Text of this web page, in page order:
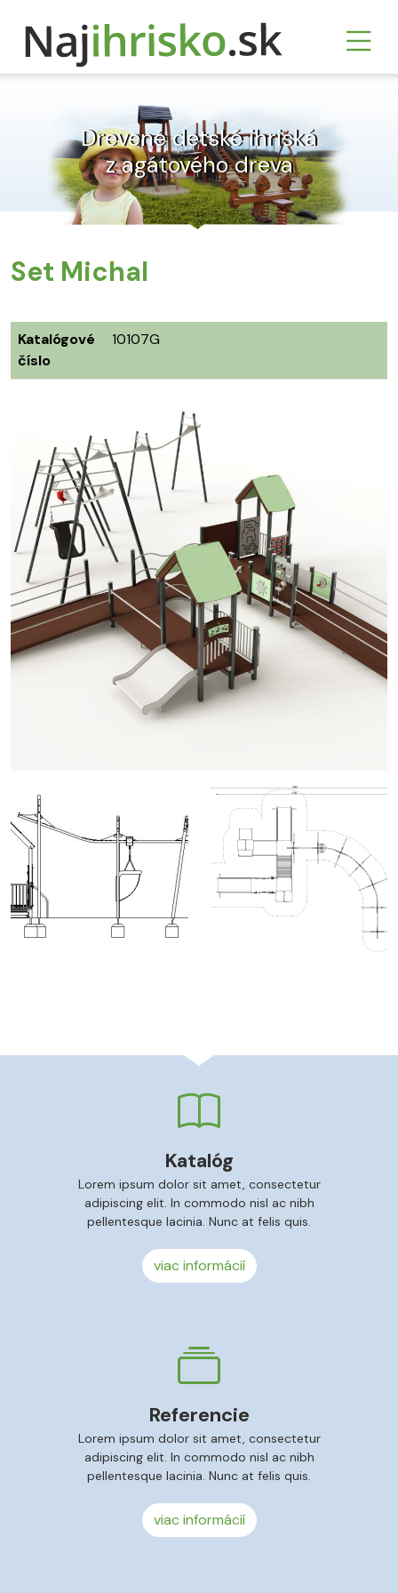
Drevené detské ihriská
z agátového dreva
Set Michal
Katalógové
číslo
10107G
Katalóg
Lorem ipsum dolor sit amet, consectetur
adipiscing elit. In commodo nisl ac nibh
pellentesque lacinia. Nunc at felis quis.
viac informácií
Referencie
Lorem ipsum dolor sit amet, consectetur
adipiscing elit. In commodo nisl ac nibh
pellentesque lacinia. Nunc at felis quis.
viac informácií